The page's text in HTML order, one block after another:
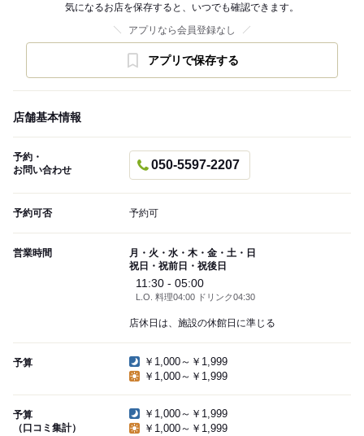
気になるお店を保存すると、いつでも確認できます。
アプリなら会員登録なし
アプリで保存する
店舗基本情報
予約・
お問い合わせ
050-5597-2207
予約可否 予約可
営業時間
月・火・水・木・金・土・日
祝日・祝前日・祝後日
11:30 - 05:00
L.O. 料理04:00 ドリンク04:30
店休日は、施設の休館日に準じる
予算
￥1,000～￥1,999
￥1,000～￥1,999
予算
（口コミ集計）
￥1,000～￥1,999
￥1,000～￥1,999